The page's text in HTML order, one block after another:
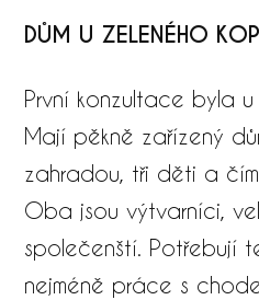
DŮM U ZELENÉHO
První konzultace byla u
Mají pěkně zařízený
zahradou, tři děti a
Oba jsou výtvarníci,
společenští. Potřebují
nejméně práce s